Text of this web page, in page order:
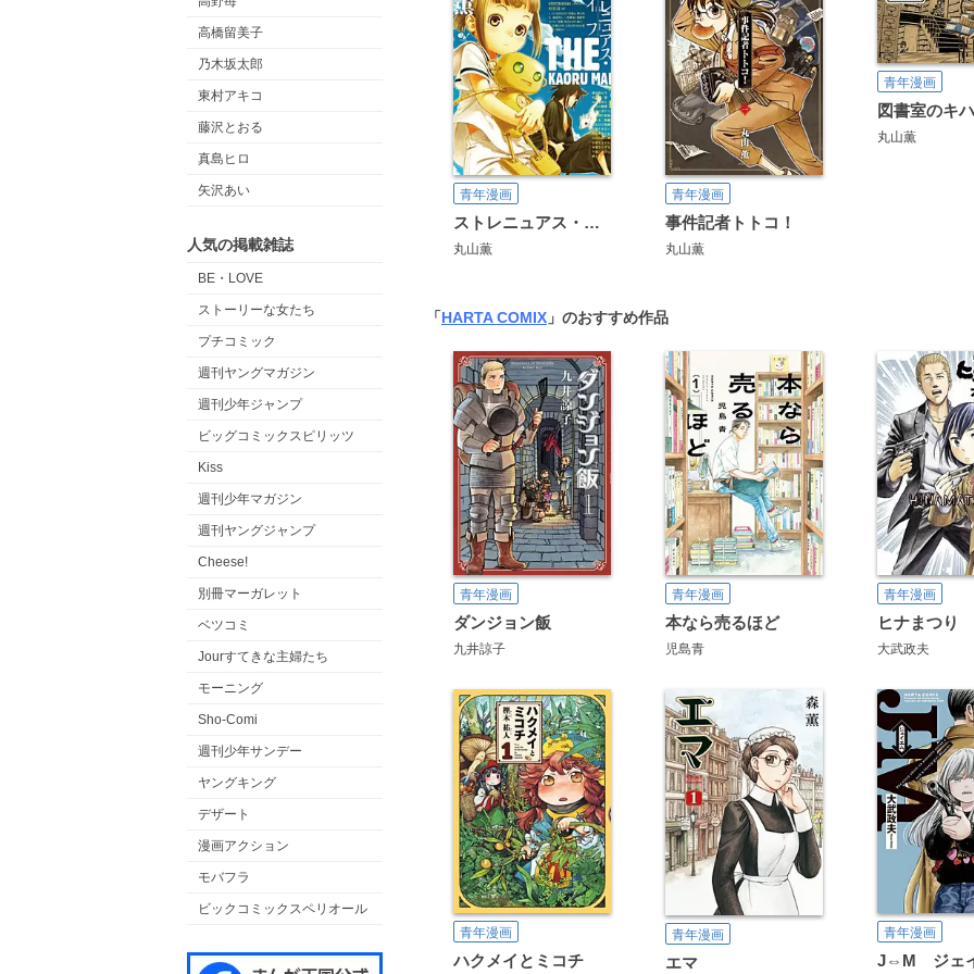
高橋留美子
乃木坂太郎
東村アキコ
藤沢とおる
真島ヒロ
矢沢あい
人気の掲載雑誌
BE・LOVE
ストーリーな女たち
プチコミック
週刊ヤングマガジン
週刊少年ジャンプ
ビッグコミックスピリッツ
Kiss
週刊少年マガジン
週刊ヤングジャンプ
Cheese!
別冊マーガレット
ベツコミ
Jourすてきな主婦たち
モーニング
Sho-Comi
週刊少年サンデー
ヤングキング
デザート
漫画アクション
モバフラ
ビックコミックスペリオール
青年漫画
ストレニュアス・ライフ
丸山薫
青年漫画
事件記者トトコ！
丸山薫
青年漫画
図書室のキ
丸山薫
「HARTA COMIX 」のおすすめ作品
青年漫画
ダンジョン飯
九井諒子
青年漫画
本なら売るほど
児島青
青年漫画
ヒナまつり
大武政夫
青年漫画
ハクメイとミコチ
青年漫画
エマ
青年漫画
J⇔M ジェ